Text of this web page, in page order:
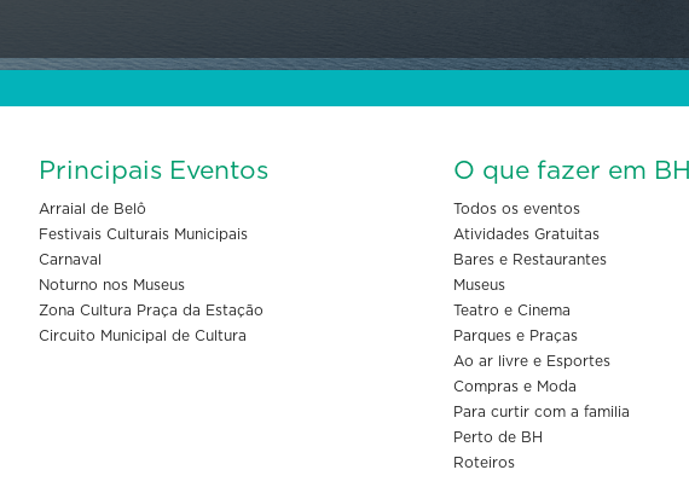
Principais Eventos
Arraial de Belô
Festivais Culturais Municipais
Carnaval
Noturno nos Museus
Zona Cultura Praça da Estação
Circuito Municipal de Cultura
O que fazer em BH
Todos os eventos
Atividades Gratuitas
Bares e Restaurantes
Museus
Teatro e Cinema
Parques e Praças
Ao ar livre e Esportes
Compras e Moda
Para curtir com a familia
Perto de BH
Roteiros